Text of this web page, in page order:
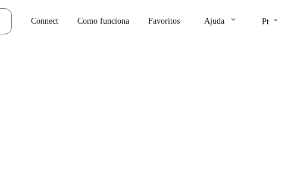
Connect Como funciona Favoritos Ajuda keyboard_arrow_down Pt keyboard_arrow_down